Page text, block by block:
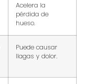
Acelera la
pérdida de
hueso.
Puede causar
llagas y dolor.